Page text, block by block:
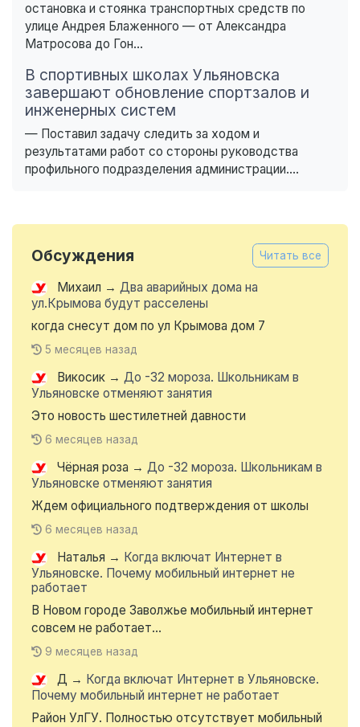
остановка и стоянка транспортных средств по
улице Андрея Блаженного — от Александра
Матросова до Гон...
В спортивных школах Ульяновска
завершают обновление спортзалов и
инженерных систем
— Поставил задачу следить за ходом и
результатами работ со стороны руководства
профильного подразделения администрации....
Обсуждения Читать все
Михаил → Два аварийных дома на
ул.Крымова будут расселены
когда снесут дом по ул Крымова дом 7
5 месяцев назад
Викосик → До -32 мороза. Школьникам в
Ульяновске отменяют занятия
Это новость шестилетней давности
6 месяцев назад
Чёрная роза → До -32 мороза. Школьникам в
Ульяновске отменяют занятия
Ждем официального подтверждения от школы
6 месяцев назад
Наталья → Когда включат Интернет в
Ульяновске. Почему мобильный интернет не
работает
В Новом городе Заволжье мобильный интернет
совсем не работает...
9 месяцев назад
Д → Когда включат Интернет в Ульяновске.
Почему мобильный интернет не работает
Район УлГУ. Полностью отсутствует мобильный